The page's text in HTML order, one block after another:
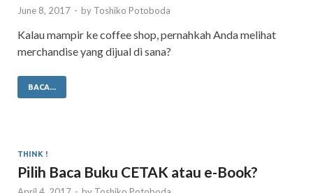
June 8, 2017 - by Toshiko Potoboda
Kalau mampir ke coffee shop, pernahkah Anda melihat
merchandise yang dijual di sana?
BACA...
THINK !
Pilih Baca Buku CETAK atau e-Book?